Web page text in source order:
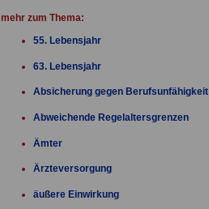
mehr zum Thema:
55. Lebensjahr
63. Lebensjahr
Absicherung gegen Berufsunfähigkeit
Abweichende Regelaltersgrenzen
Ämter
Ärzteversorgung
äußere Einwirkung